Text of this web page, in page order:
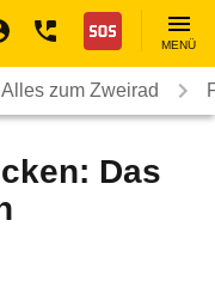
Nothilfe
MENÜ
Alles zum Zweirad
Das